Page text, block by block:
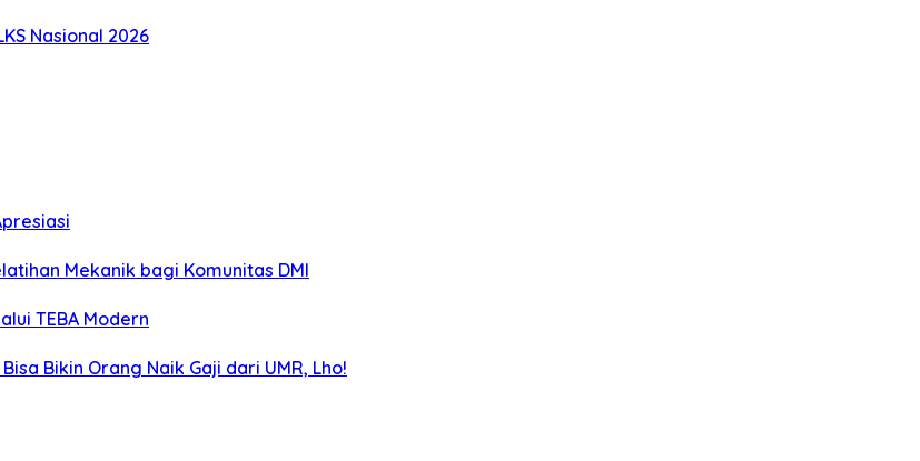
Nasional 2026
Mekanik bagi Komunitas DMI
TEBA Modern
Bikin Orang Naik Gaji dari UMR, Lho!